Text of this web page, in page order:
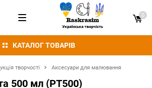
КАТАЛОГ ТОВАРІВ
0
творчості Аксесуари для малювання
500 мл (PT500)